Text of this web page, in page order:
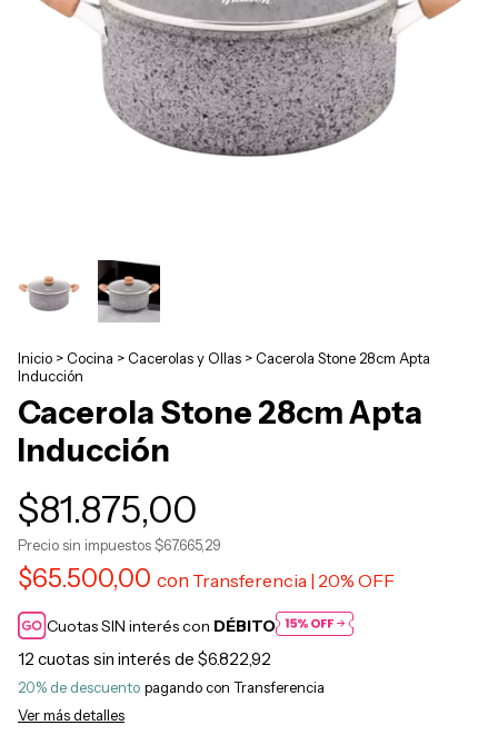
Inicio > Cocina > Cacerolas y Ollas > Cacerola Stone 28cm Apta
Inducción
Cacerola Stone 28cm Apta
Inducción
$81.875,00
Precio sin impuestos$67.665,29
$65.500,00 con
Cuotas SIN interés con DÉBITO
12 cuotas sin interés de $6.822,92
20% de descuento
Ver más detalles